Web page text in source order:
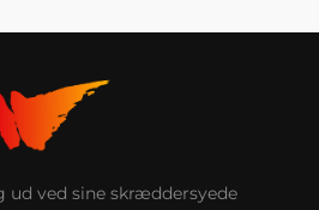
ud ved sine skræddersyede